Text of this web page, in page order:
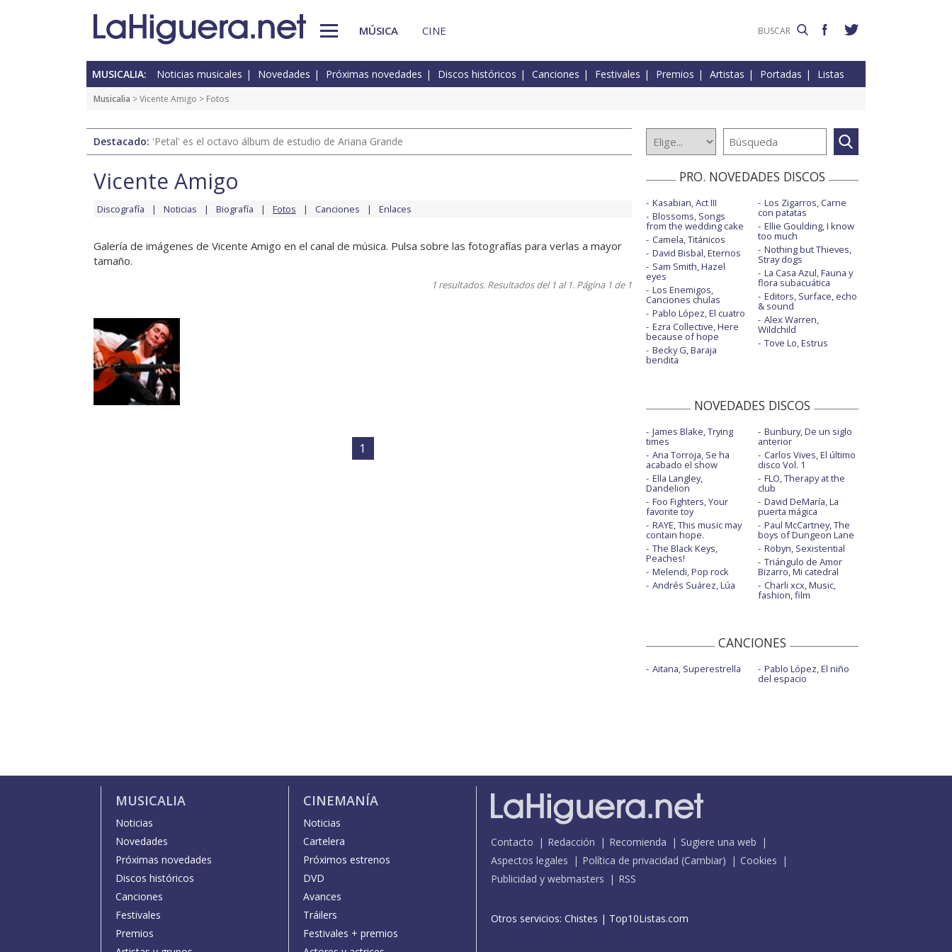
MÚSICA CINE
MUSICALIA: Noticias musicales Novedades Próximas novedades Discos históricos Canciones Festivales Premios Artistas Portadas Listas
Musicalia >Vicente Amigo > Fotos
Destacado: 'Petal' es el octavo álbum de estudio de Ariana Grande
Vicente Amigo
Discografía Noticias Biografía Fotos Canciones Enlaces
Galería de imágenes de Vicente Amigo en el canal de música. Pulsa sobre las fotografías para verlas a mayor
tamaño.
1 resultados. Resultados del 1 al 1. Página 1 de 1
1
PRO. NOVEDADES DISCOS
Kasabian, Act III
Blossoms, Songs
from the wedding cake
Camela, Titánicos
David Bisbal, Eternos
Sam Smith, Hazel
eyes
Los Enemigos,
Canciones chulas
Pablo López, El cuatro
Ezra Collective, Here
because of hope
Becky G, Baraja
bendita
Los Zigarros, Carne
con patatas
Ellie Goulding, I know
too much
Nothing but Thieves,
Stray dogs
La Casa Azul, Fauna y
flora subacuática
Editors, Surface, echo
& sound
Alex Warren,
Wildchild
Tove Lo, Estrus
NOVEDADES DISCOS
James Blake, Trying
times
Ana Torroja, Se ha
acabado el show
Ella Langley,
Dandelion
Foo Fighters, Your
favorite toy
RAYE, This music may
contain hope.
The Black Keys,
Peaches!
Melendi, Pop rock
Andrés Suárez, Lúa
Bunbury, De un siglo
anterior
Carlos Vives, El último
disco Vol. 1
FLO, Therapy at the
club
David DeMaría, La
puerta mágica
Paul McCartney, The
boys of Dungeon Lane
Robyn, Sexistential
Triángulo de Amor
Bizarro, Mi catedral
Charli xcx, Music,
fashion, film
CANCIONES
Aitana, Superestrella Pablo López, El niño
del espacio
MUSICALIA
Noticias
Novedades
Próximas novedades
Discos históricos
Canciones
Festivales
Premios
CINEMANÍA
Noticias
Cartelera
Próximos estrenos
DVD
Avances
Tráilers
Festivales + premios
Contacto Redacción Recomienda
Sugiere una web
Aspectos legales
Política de privacidad (Cambiar)
Cookies
Publicidad y webmasters
RSS
Otros servicios: Chistes | Top10Listas.com